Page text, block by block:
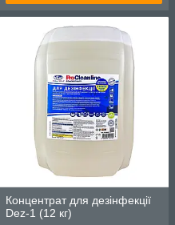
Концентрат для дезінфекції
Dez-1 (12 кг)